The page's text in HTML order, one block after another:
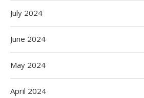
July 2024
June 2024
May 2024
April 2024